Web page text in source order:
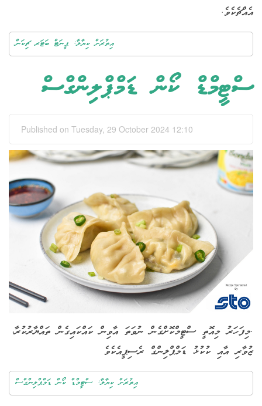
އެއްޗެކެވެ.
އިތުރަށް ކިޔާލާ: ޕީނަޓް ބަޓަރ ޗިކަން
ސްޓީމްޑް ކޯން ޑަމްޕްލިންގްސް
Published on Tuesday, 29 October 2024 12:10
.މިފަހަރު މިއޮތީ ސްޓީމްކޮށްގެން ނުވަތަ އާވިން ކައްކައިގެން ތައްޔާރުކުރާ،
ޒުވާރި އާއި ކުކުޅު ޑަމްޕްލިންގް ރެސިޕީއެކެވެ
އިތުރަށް ކިޔާލާ: ސްޓީމްޑް ކޯން ޑަމްޕްލިންގްސް